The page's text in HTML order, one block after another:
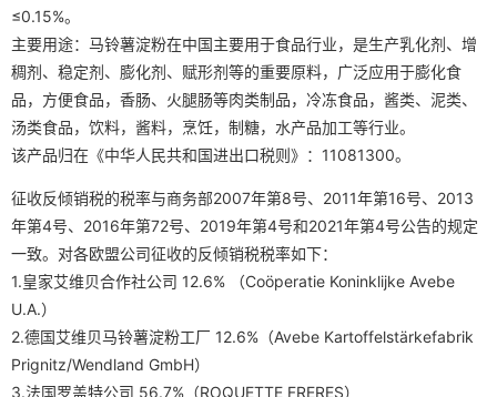
≤0.15%。
主要用途：马铃薯淀粉在中国主要用于食品行业，是生产乳化剂、增
稠剂、稳定剂、膨化剂、赋形剂等的重要原料，广泛应用于膨化食
品，方便食品，香肠、火腿肠等肉类制品，冷冻食品，酱类、泥类、
汤类食品，饮料，酱料，烹饪，制糖，水产品加工等行业。
该产品归在《中华人民共和国进出口税则》：11081300。
征收反倾销税的税率与商务部2007年第8号、2011年第16号、2013
年第4号、2016年第72号、2019年第4号和2021年第4号公告的规定
一致。对各欧盟公司征收的反倾销税税率如下：
1.皇家艾维贝合作社公司 12.6% （Coöperatie Koninklijke Avebe
U.A.）
2.德国艾维贝马铃薯淀粉工厂 12.6%（Avebe Kartoffelstärkefabrik
Prignitz/Wendland GmbH）
3.法国罗盖特公司 56.7%（ROQUETTE FRERES）